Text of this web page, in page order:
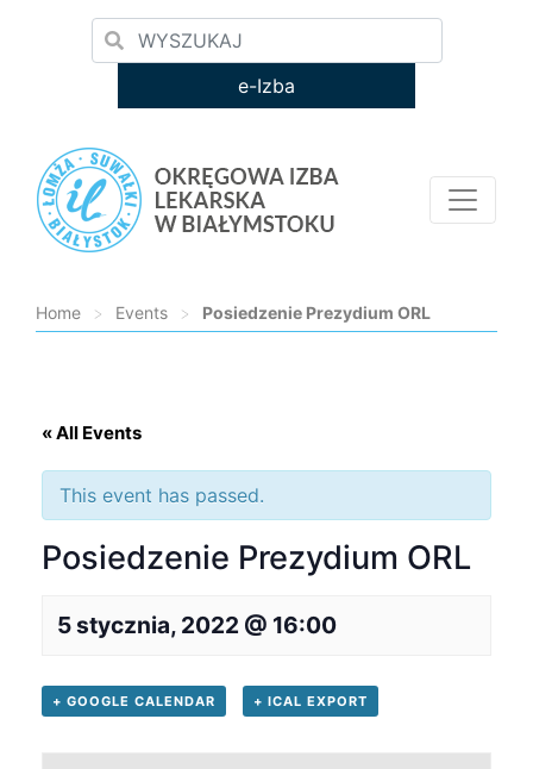
e-Izba
Home > Events > Posiedzenie Prezydium ORL
« All Events
This event has passed.
Posiedzenie Prezydium ORL
5 stycznia, 2022 @ 16:00
+ GOOGLE CALENDAR + ICAL EXPORT